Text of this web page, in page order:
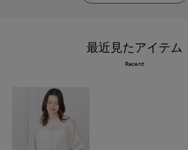
最近見たアイテム
Recent